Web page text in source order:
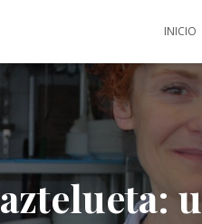
INICIO